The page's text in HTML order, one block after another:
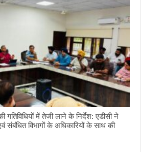
गतिविधियों में तेजी लाने के निर्देश: एडीसी ने
संबंधित विभागों के अधिकारियों के साथ की